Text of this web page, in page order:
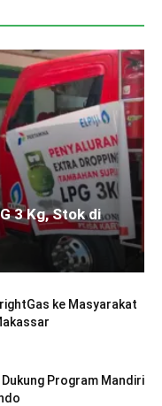
3 Kg, Stok di
ke Masyarakat
Program Mandiri